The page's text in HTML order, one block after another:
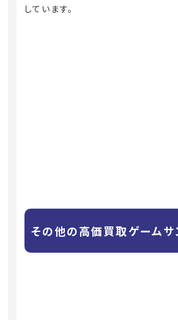
しています。
その他の高価買取ゲームサ